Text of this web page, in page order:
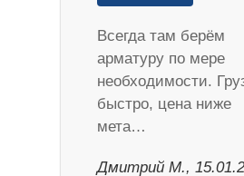
Всегда там берём
арматуру по мере
необходимости.
быстро, цена ниже
мета…
Дмитрий М.,